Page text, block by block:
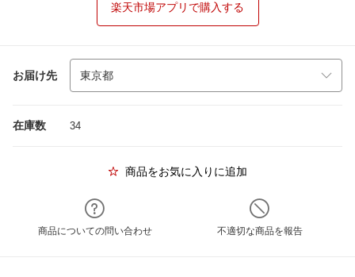
楽天市場アプリで購入する
お届け先
在庫数 34
商品をお気に入りに追加
商品についての問い合わせ 不適切な商品を報告